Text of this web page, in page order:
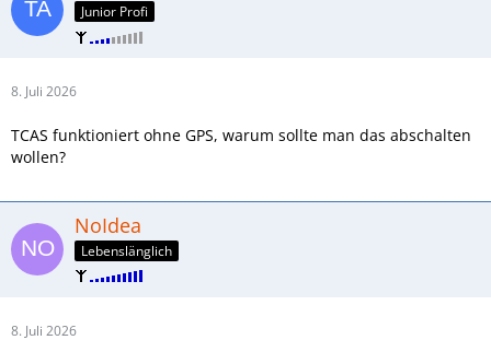
Junior Profi
8. Juli 2026
TCAS funktioniert ohne GPS, warum sollte man das abschalten
wollen?
NoIdea
Lebenslänglich
8. Juli 2026